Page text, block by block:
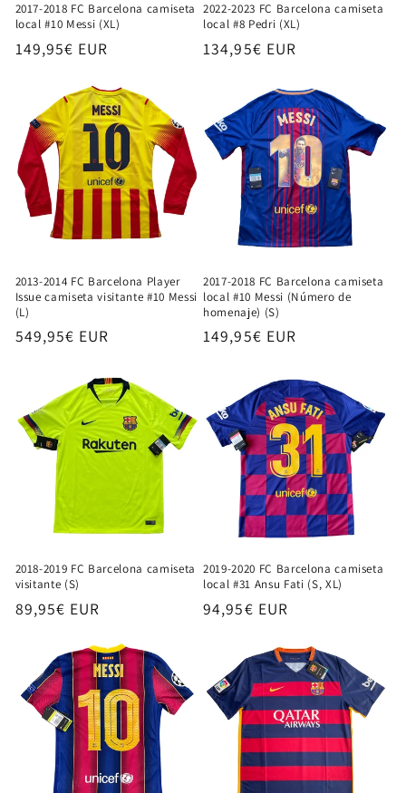
2017-2018 FC Barcelona camiseta
local #10 Messi (XL)
Precio
149,95€ EUR
2022-2023 FC Barcelona camiseta
local #8 Pedri (XL)
Precio
134,95€ EUR
2013-2014 FC Barcelona Player
Issue camiseta visitante #10 Messi
(L)
Precio
549,95€ EUR
2017-2018 FC Barcelona camiseta
local #10 Messi (Número de
homenaje) (S)
Precio
149,95€ EUR
2018-2019 FC Barcelona camiseta
visitante (S)
Precio
89,95€ EUR
2019-2020 FC Barcelona camiseta
local #31 Ansu Fati (S, XL)
Precio
94,95€ EUR